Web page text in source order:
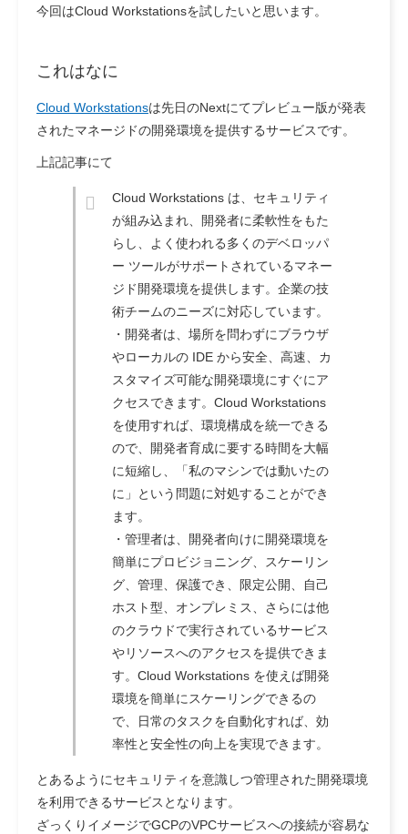
今回はCloud Workstationsを試したいと思います。
これはなに
Cloud Workstationsは先日のNextにてプレビュー版が発表
されたマネージドの開発環境を提供するサービスです。
上記記事にて
Cloud Workstations は、セキュリティ
が組み込まれ、開発者に柔軟性をもた
らし、よく使われる多くのデベロッパ
ー ツールがサポートされているマネー
ジド開発環境を提供します。企業の技
術チームのニーズに対応しています。
・開発者は、場所を問わずにブラウザ
やローカルの IDE から安全、高速、カ
スタマイズ可能な開発環境にすぐにア
クセスできます。Cloud Workstations
を使用すれば、環境構成を統一できる
ので、開発者育成に要する時間を大幅
に短縮し、「私のマシンでは動いたの
に」という問題に対処することができ
ます。
・管理者は、開発者向けに開発環境を
簡単にプロビジョニング、スケーリン
グ、管理、保護でき、限定公開、自己
ホスト型、オンプレミス、さらには他
のクラウドで実行されているサービス
やリソースへのアクセスを提供できま
す。Cloud Workstations を使えば開発
環境を簡単にスケーリングできるの
で、日常のタスクを自動化すれば、効
率性と安全性の向上を実現できます。
とあるようにセキュリティを意識しつ管理された開発環境
を利用できるサービスとなります。
ざっくりイメージでGCPのVPCサービスへの接続が容易な